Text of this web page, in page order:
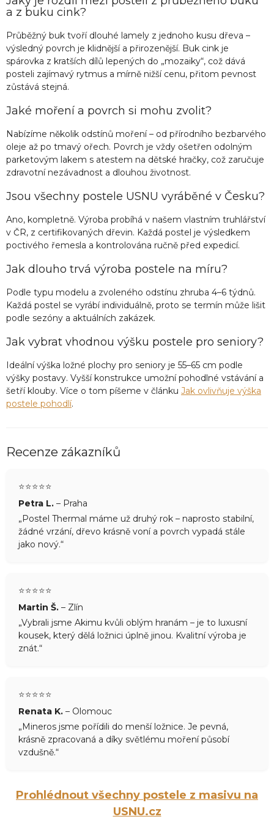
a z buku cink?
Průběžný buk tvoří dlouhé lamely z jednoho kusu dřeva –
výsledný povrch je klidnější a přirozenější. Buk cink je
spárovka z kratších dílů lepených do „mozaiky“, což dává
posteli zajímavý rytmus a mírně nižší cenu, přitom pevnost
zůstává stejná.
Jaké moření a povrch si mohu zvolit?
Nabízíme několik odstínů moření – od přírodního bezbarvého
oleje až po tmavý ořech. Povrch je vždy ošetřen odolným
parketovým lakem s atestem na dětské hračky, což zaručuje
zdravotní nezávadnost a dlouhou životnost.
Jsou všechny postele USNU vyráběné v Česku?
Ano, kompletně. Výroba probíhá v našem vlastním truhlářství
v ČR, z certifikovaných dřevin. Každá postel je výsledkem
poctivého řemesla a kontrolována ručně před expedicí.
Jak dlouho trvá výroba postele na míru?
Podle typu modelu a zvoleného odstínu zhruba 4–6 týdnů.
Každá postel se vyrábí individuálně, proto se termín může lišit
podle sezóny a aktuálních zakázek.
Jak vybrat vhodnou výšku postele pro seniory?
Ideální výška ložné plochy pro seniory je 55–65 cm podle
výšky postavy. Vyšší konstrukce umožní pohodlné vstávání a
šetří klouby. Více o tom píšeme v článku Jak ovlivňuje výška
postele pohodlí.
Recenze zákazníků
⭐️⭐️⭐️⭐️⭐️
Petra L. – Praha
„Postel Thermal máme už druhý rok – naprosto stabilní,
žádné vrzání, dřevo krásně voní a povrch vypadá stále
jako nový.“
⭐️⭐️⭐️⭐️⭐️
Martin Š. – Zlín
„Vybrali jsme Akimu kvůli oblým hranám – je to luxusní
kousek, který dělá ložnici úplně jinou. Kvalitní výroba je
znát.“
⭐️⭐️⭐️⭐️⭐️
Renata K. – Olomouc
„Mineros jsme pořídili do menší ložnice. Je pevná,
krásně zpracovaná a díky světlému moření působí
vzdušně.“
Prohlédnout všechny postele z masivu na
USNU.cz